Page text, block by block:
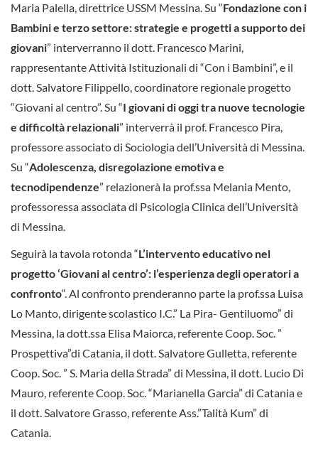
Maria Palella, direttrice USSM Messina. Su “Fondazione con i
Bambini e terzo settore: strategie e progetti a supporto dei
giovani” interverranno il dott. Francesco Marini,
rappresentante Attività Istituzionali di “Con i Bambini”, e il
dott. Salvatore Filippello, coordinatore regionale progetto
“Giovani al centro”. Su “I giovani di oggi tra nuove tecnologie
e difficoltà relazionali” interverrà il prof. Francesco Pira,
professore associato di Sociologia dell’Università di Messina.
Su “Adolescenza, disregolazione emotiva e
tecnodipendenze” relazionerà la prof.ssa Melania Mento,
professoressa associata di Psicologia Clinica dell’Università
di Messina.
Seguirà la tavola rotonda “L’intervento educativo nel
progetto ‘Giovani al centro’: l’esperienza degli operatori a
confronto“. Al confronto prenderanno parte la prof.ssa Luisa
Lo Manto, dirigente scolastico I.C.” La Pira- Gentiluomo” di
Messina, la dott.ssa Elisa Maiorca, referente Coop. Soc. ”
Prospettiva”di Catania, il dott. Salvatore Gulletta, referente
Coop. Soc. ” S. Maria della Strada” di Messina, il dott. Lucio Di
Mauro, referente Coop. Soc. “Marianella Garcia” di Catania e
il dott. Salvatore Grasso, referente Ass.”Talità Kum” di
Catania.